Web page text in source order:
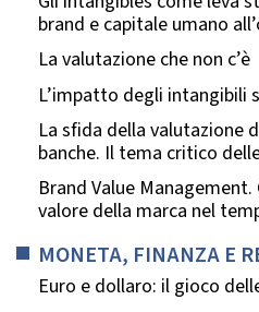
brand e capitale umano
La valutazione che non c’è
L’impatto degli intangibili
La sfida della valutazione
banche. Il tema critico
Brand Value
valore della marca nel
MONETA, FINANZA E
Euro e dollaro: il gioco